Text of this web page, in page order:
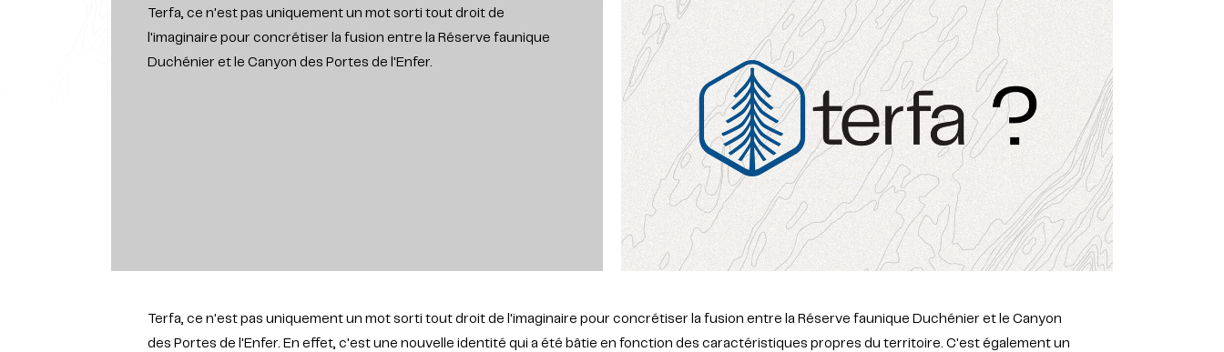
Terfa, ce n'est pas uniquement un mot sorti tout droit de
l'imaginaire pour concrétiser la fusion entre la Réserve faunique
Duchénier et le Canyon des Portes de l'Enfer.
Terfa, ce n'est pas uniquement un mot sorti tout droit de l'imaginaire pour concrétiser la fusion entre la Réserve faunique Duchénier et le Canyon
des Portes de l'Enfer. En effet, c'est une nouvelle identité qui a été bâtie en fonction des caractéristiques propres du territoire. C'est également un